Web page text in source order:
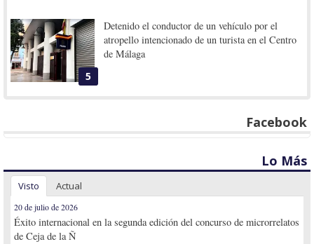
5
Detenido el conductor de un vehículo por el
atropello intencionado de un turista en el Centro
de Málaga
Facebook
Lo Más
Visto Actual
20 de julio de 2026
Éxito internacional en la segunda edición del concurso de microrrelatos
de Ceja de la Ñ